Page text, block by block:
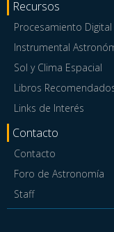
Recursos
Procesamiento Digital
Instrumental
Sol y Clima Espacial
Libros
Links de Interés
Contacto
Contacto
Foro de Astronomía
Staff